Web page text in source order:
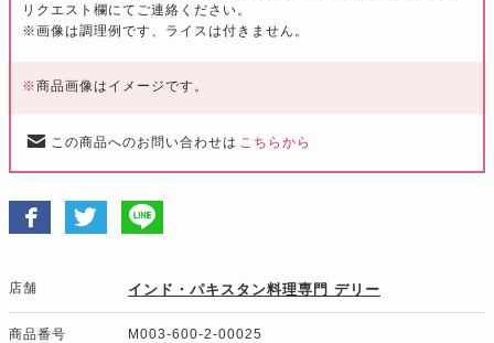
リクエスト欄にてご連絡ください。
※画像は調理例です、ライスは付きません。
※商品画像はイメージです。
この商品へのお問い合わせは こちらから
店舗 インド・パキスタン料理専門 デリー
商品番号 M003-600-2-00025